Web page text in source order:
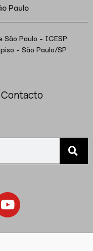
Paulo
Paulo – ICESP
– São Paulo/SP
Contacto